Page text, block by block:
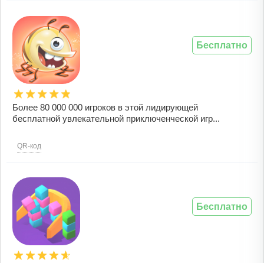
Более 80 000 000 игроков в этой лидирующей
бесплатной увлекательной приключенческой игр...
QR-код
Бесплатно
Бесплатно